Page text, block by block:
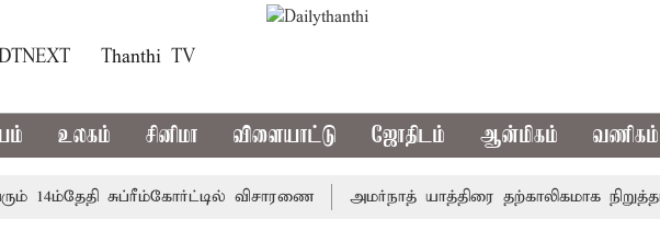
Thanthi TV
உலகம் சினிமா விளையாட்டு ஜோதிடம் ஆன்மிகம் வணிகம்
சுப்ரீம்கோர்ட்டில் விசாரணை அமர்நாத் யாத்திரை தற்காலிகமாக நிறுத்தம்